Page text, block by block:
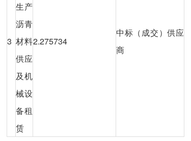
3
生产
沥青
材料
供应
及机
械设
备租
赁
2.275734
中标（成交）供应
商